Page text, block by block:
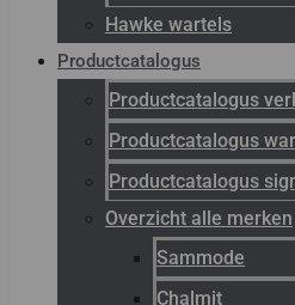
Hawke wartels
Productcatalogus
Productcatalogus
Productcatalogus
Productcatalogus
Overzicht alle merken
Sammode
Chalmit